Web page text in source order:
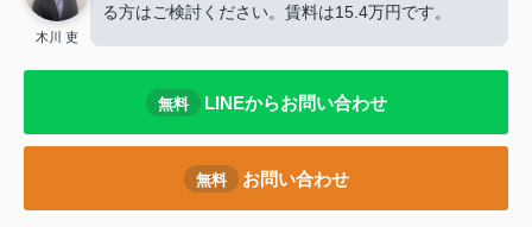
木川 吏
る方はご検討ください。賃料は15.4万円です。
無料 LINEからお問い合わせ
無料 お問い合わせ